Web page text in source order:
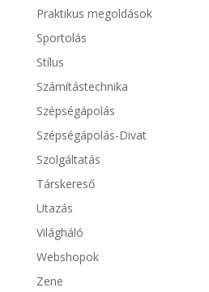
Praktikus megoldások
Sportolás
Stílus
Számítástechnika
Szépségápolás
Szépségápolás-Divat
Szolgáltatás
Társkereső
Utazás
Világháló
Webshopok
Zene